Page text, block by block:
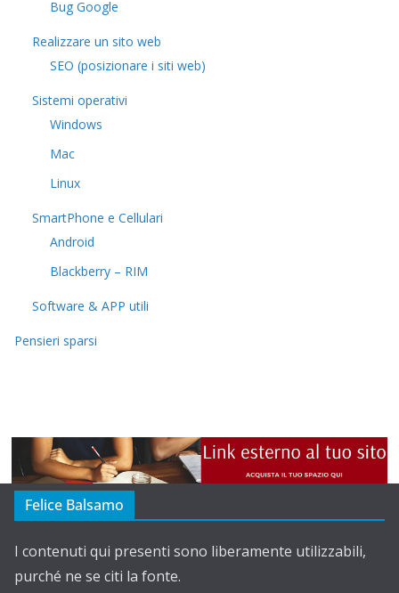
Bug Google
Realizzare un sito web
SEO (posizionare i siti web)
Sistemi operativi
Windows
Mac
Linux
SmartPhone e Cellulari
Android
Blackberry – RIM
Software & APP utili
Pensieri sparsi
Felice Balsamo
I contenuti qui presenti sono liberamente utilizzabili,
purché ne se citi la fonte.